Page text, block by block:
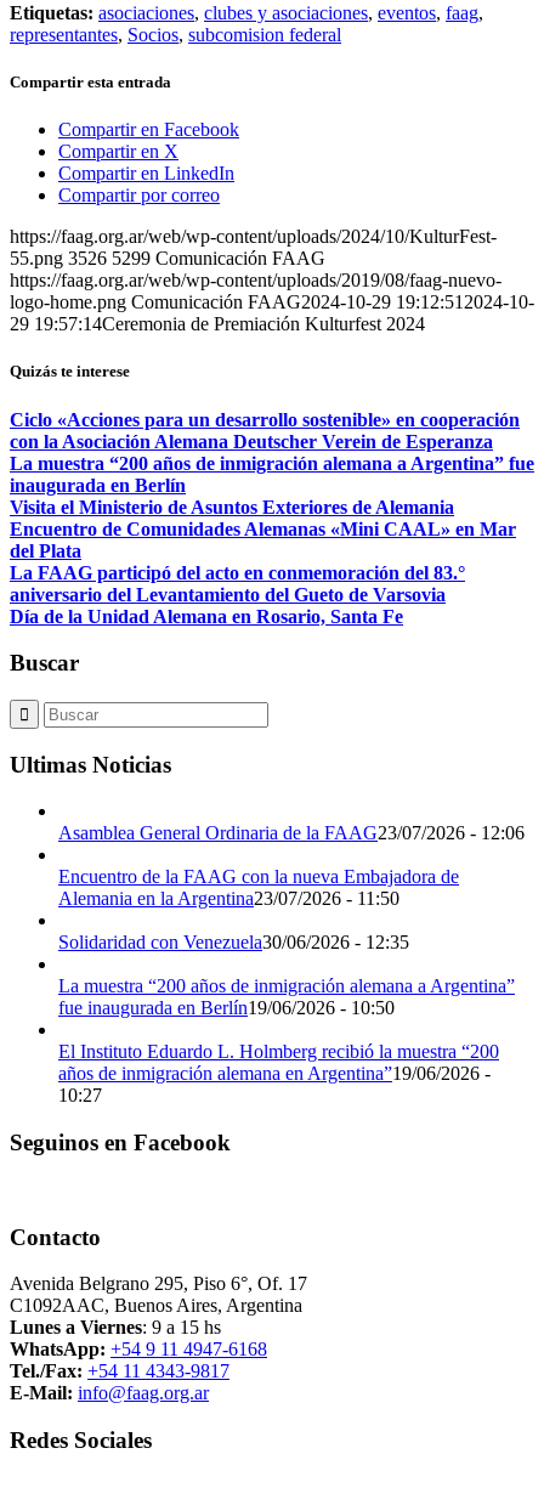
Etiquetas: asociaciones, clubes y asociaciones, eventos, faag,
representantes, Socios, subcomision federal
Compartir esta entrada
Compartir en Facebook
Compartir en X
Compartir en LinkedIn
Compartir por correo
https://faag.org.ar/web/wp-content/uploads/2024/10/KulturFest-
55.png 3526 5299 Comunicación FAAG
https://faag.org.ar/web/wp-content/uploads/2019/08/faag-nuevo-
logo-home.png Comunicación FAAG2024-10-29 19:12:51 2024-10-
29 19:57:14Ceremonia de Premiación Kulturfest 2024
Quizás te interese
Ciclo «Acciones para un desarrollo sostenible» en cooperación
con la Asociación Alemana Deutscher Verein de Esperanza
La muestra “200 años de inmigración alemana a Argentina” fue
inaugurada en Berlín
Visita el Ministerio de Asuntos Exteriores de Alemania
Encuentro de Comunidades Alemanas «Mini CAAL» en Mar
del Plata
La FAAG participó del acto en conmemoración del 83.°
aniversario del Levantamiento del Gueto de Varsovia
Día de la Unidad Alemana en Rosario, Santa Fe
Buscar
Ultimas Noticias
Asamblea General Ordinaria de la FAAG23/07/2026 - 12:06
Encuentro de la FAAG con la nueva Embajadora de
Alemania en la Argentina23/07/2026 - 11:50
Solidaridad con Venezuela30/06/2026 - 12:35
La muestra “200 años de inmigración alemana a Argentina”
fue inaugurada en Berlín19/06/2026 - 10:50
El Instituto Eduardo L. Holmberg recibió la muestra “200
años de inmigración alemana en Argentina”19/06/2026 -
10:27
Seguinos en Facebook
Contacto
Avenida Belgrano 295, Piso 6°, Of. 17
C1092AAC, Buenos Aires, Argentina
Lunes a Viernes: 9 a 15 hs
WhatsApp: +54 9 11 4947-6168
Tel./Fax: +54 11 4343-9817
E-Mail: info@faag.org.ar
Redes Sociales